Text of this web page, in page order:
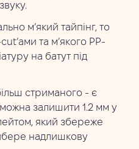
м’який тайпінг, то
та м’якого PP-
на батут під
стриманого - є
можна залишити 1.2 мм у
який збереже
надлишкову